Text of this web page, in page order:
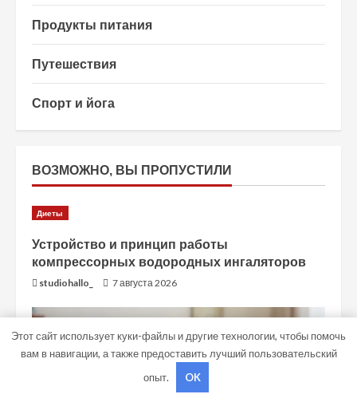
Продукты питания
Путешествия
Спорт и йога
ВОЗМОЖНО, ВЫ ПРОПУСТИЛИ
Диеты
Устройство и принцип работы
компрессорных водородных ингаляторов
studiohallo_ 7 августа 2026
Этот сайт использует куки-файлы и другие технологии, чтобы помочь
вам в навигации, а также предоставить лучший пользовательский
опыт.
OK